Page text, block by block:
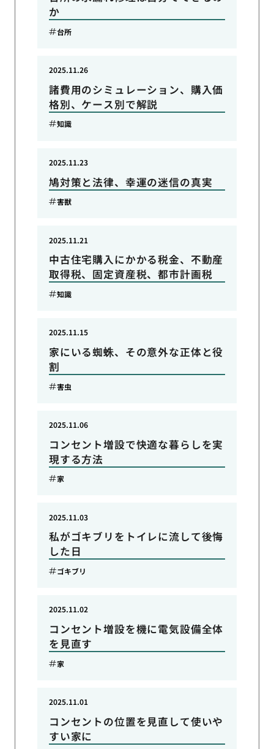
か
台所
諸費用のシミュレーション、購入価
格別、ケース別で解説
2025.11.26
知識
鳩対策と法律、幸運の迷信の真実
2025.11.23
害獣
中古住宅購入にかかる税金、不動産
取得税、固定資産税、都市計画税
2025.11.21
知識
家にいる蜘蛛、その意外な正体と役
割
2025.11.15
害虫
コンセント増設で快適な暮らしを実
現する方法
2025.11.06
家
私がゴキブリをトイレに流して後悔
した日
2025.11.03
ゴキブリ
コンセント増設を機に電気設備全体
を見直す
2025.11.02
家
コンセントの位置を見直して使いや
すい家に
2025.11.01